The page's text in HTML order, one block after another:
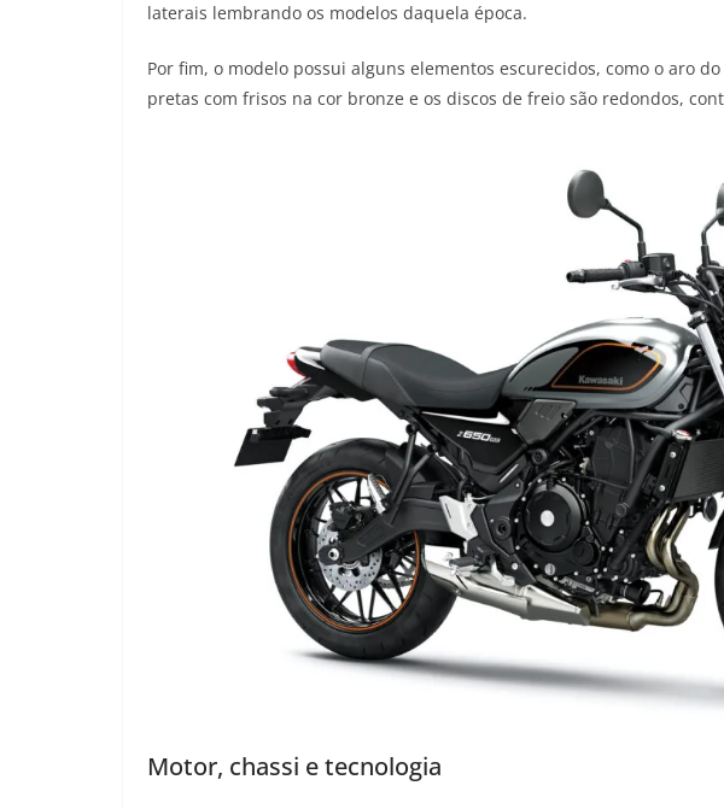
p
p
a
m
o
k
r
n
k
laterais lembrando os modelos daquela época.
Por fim, o modelo possui alguns elementos escurecidos, como o aro
pretas com frisos na cor bronze e os discos de freio são redondos,
Motor, chassi e tecnologia